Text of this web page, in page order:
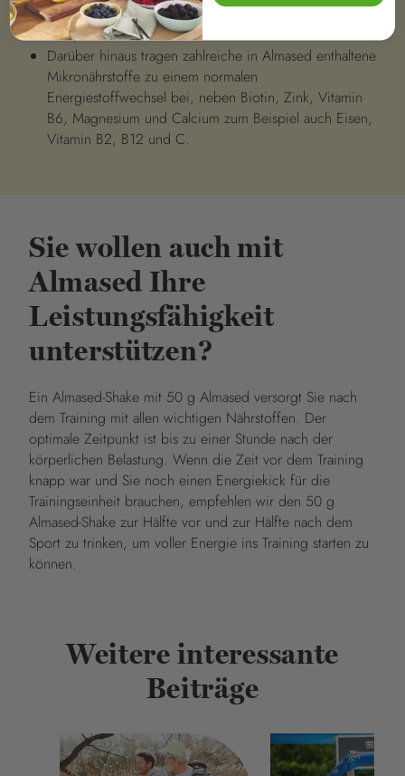
Stoffwechsel der Makronährstoffe, wozu auch Eiweiß
zählt, bei.
Darüber hinaus tragen zahlreiche in Almased enthaltene
Mikronährstoffe zu einem normalen
Energiestoffwechsel bei, neben Biotin, Zink, Vitamin
B6, Magnesium und Calcium zum Beispiel auch Eisen,
Vitamin B2, B12 und C.
Sie wollen auch mit
Almased Ihre
Leistungsfähigkeit
unterstützen?
Ein Almased-Shake mit 50 g Almased versorgt Sie nach
dem Training mit allen wichtigen Nährstoffen. Der
optimale Zeitpunkt ist bis zu einer Stunde nach der
körperlichen Belastung. Wenn die Zeit vor dem Training
knapp war und Sie noch einen Energiekick für die
Trainingseinheit brauchen, empfehlen wir den 50 g
Almased-Shake zur Hälfte vor und zur Hälfte nach dem
Sport zu trinken, um voller Energie ins Training starten zu
können.
Weitere interessante
Beiträge